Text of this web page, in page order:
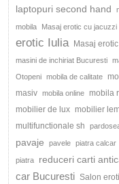
laptopuri second hand
mobila Masaj erotic cu jacuzzi
erotic Iulia Masaj
masini de inchiriat Bucuresti
Otopeni mobila de calitate
masiv mobila online
mobila
mobilier de lux mobilier
multifunctionale sh
pavaje pavele piatra calcar
piatra reduceri carti
car Bucuresti Salon